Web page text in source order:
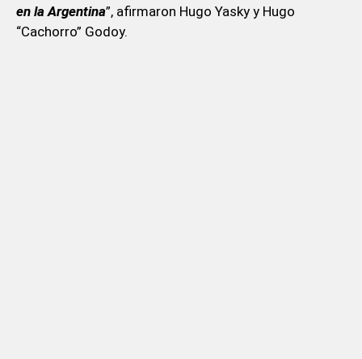
en la Argentina”, afirmaron Hugo Yasky y Hugo
“Cachorro” Godoy.